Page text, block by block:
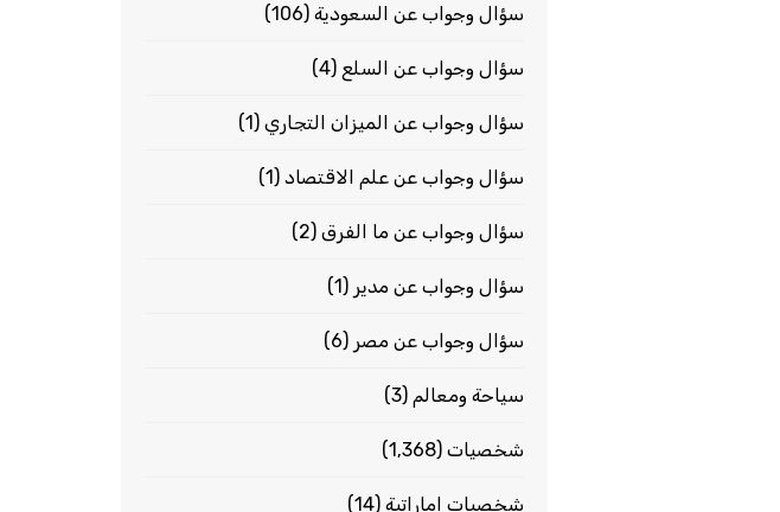
سؤال وجواب عن السعودية (106)
سؤال وجواب عن السلع (4)
سؤال وجواب عن الميزان التجاري (1)
سؤال وجواب عن علم الاقتصاد (1)
سؤال وجواب عن ما الفرق (2)
سؤال وجواب عن مدير (1)
سؤال وجواب عن مصر (6)
سياحة ومعالم (3)
شخصيات (1٬368)
شخصيات إماراتية (14)